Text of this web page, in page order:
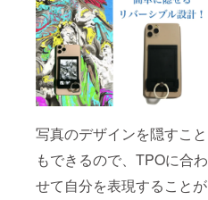
写真のデザインを隠すこと
もできるので、TPOに合わ
せて自分を表現することが